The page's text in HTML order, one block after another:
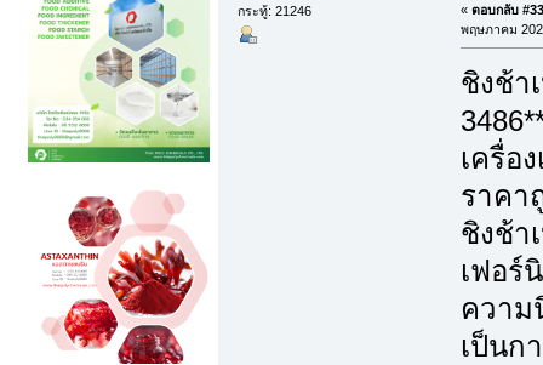
กระทู้: 21246 « ตอบกลับ
พฤษภาคม
ชิงช้า
เครื่อ
ราคา
ชิงช้า
เฟอร์
ความ
เป็นก